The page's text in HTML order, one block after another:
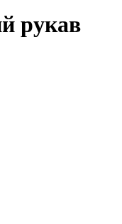
рукав